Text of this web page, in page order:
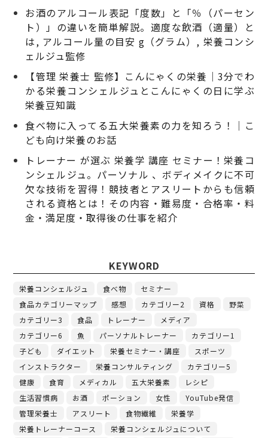
お酒のアルコール表記「度数」と「％（パーセン
ト）」の違いを簡単解説。適度な飲酒（適量）と
は, アルコール量の目安 g（グラム）, 栄養コンシ
ェルジュ監修
【管理 栄養士 監修】こんにゃくの栄養｜3分でわ
かる栄養コンシェルジュとこんにゃくの日に学ぶ
栄養豆知識
食べ物に入ってる五大栄養素の力を知ろう！｜こ
ども向け栄養のお話
トレーナー が選ぶ 栄養学 講座 セミナー！栄養コ
ンシェルジュ。パーソナル 、ボディメイクに不可
欠な技術を習得！競技者とアスリートからも信頼
される資格とは！その内容・難易度・合格率・料
金・満足度・取得後の仕事を紹介
KEYWORD
栄養コンシェルジュ 食べ物
セミナー
食品カテゴリーマップ
感想 カテゴリー2 資格
野菜
カテゴリー3
食品 トレーナー
メディア
カテゴリー6
魚 パーソナルトレーナー
カテゴリー1
子ども
ダイエット 栄養セミナー・講座
スポーツ
インストラクター
栄養コンサルティング
カテゴリー5
健康
食育 メディカル 五大栄養素
レシピ
生活習慣病
お酒 ポーション 女性
YouTube発信
管理栄養士
アスリート 食物繊維
栄養学
栄養トレーナーコース
栄養コンシェルジュについて